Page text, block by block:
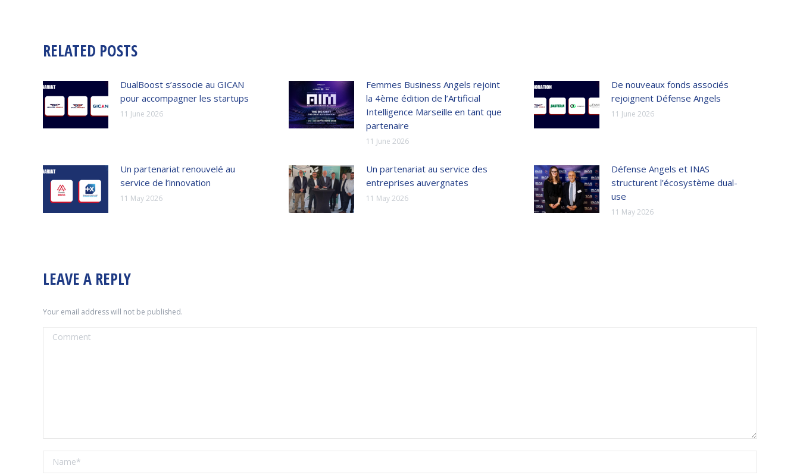
RELATED POSTS
DualBoost s’associe au GICAN
pour accompagner les startups
11 June 2026
Femmes Business Angels rejoint
la 4ème édition de l’Artificial
Intelligence Marseille en tant que
partenaire
11 June 2026
De nouveaux fonds associés
rejoignent Défense Angels
11 June 2026
Un partenariat renouvelé au
service de l’innovation
11 May 2026
Un partenariat au service des
entreprises auvergnates
11 May 2026
Défense Angels et INAS
structurent l’écosystème dual-
use
11 May 2026
LEAVE A REPLY
Your email address will not be published.
Comment
Name *